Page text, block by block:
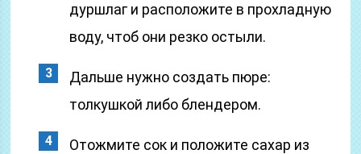
дуршлаг и расположите в прохладную
воду, чтоб они резко остыли.
Дальше нужно создать пюре:
толкушкой либо блендером.
Отожмите сок и положите сахар из